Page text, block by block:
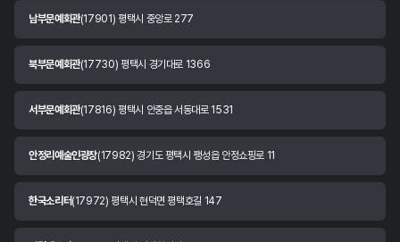
남부문예회관(17901) 평택시 중앙로 277
북부문예회관(17730) 평택시 경기대로 1366
서부문예회관(17816) 평택시 안중읍 서동대로 1531
안정리예술인광장(17982) 경기도 평택시 팽성읍 안정쇼핑로 11
한국소리터(17972) 평택시 현덕면 평택호길 147